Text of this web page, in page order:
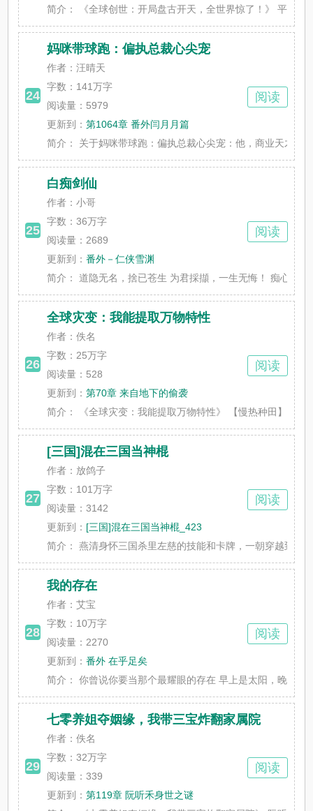
简介：
《全球创世：开局盘古开天，全世界惊了！》 平行世
24
妈咪带球跑：偏执总裁心尖宠
作者：汪晴天
字数： 141万字
阅读量：5979
更新到：第1064章 番外闫月月篇
简介：
关于妈咪带球跑：偏执总裁心尖宠：他，商业天才，
阅读
25
白痴剑仙
作者：小哥
字数：36万字
阅读量：2689
更新到：番外－仁侠雪渊
简介：
道隐无名，捨已苍生 为君採擷，一生无悔！ 痴心绝
阅读
26
全球灾变：我能提取万物特性
作者：佚名
字数： 25万字
阅读量：528
更新到：第70章 来自地下的偷袭
简介：
《全球灾变：我能提取万物特性》 【慢热种田】【
阅读
27
[三国]混在三国当神棍
作者：放鸽子
字数： 101万字
阅读量：3142
更新到： [三国]混在三国当神棍_423
简介：
燕清身怀三国杀里左慈的技能和卡牌，一朝穿越到战
阅读
28
我的存在
作者：艾宝
字数： 10万字
阅读量：2270
更新到：番外 在乎足矣
简介：
你曾说你要当那个最耀眼的存在 早上是太阳，晚上是
阅读
29
七零养姐夺姻缘，我带三宝炸翻家属院
作者：佚名
字数：32万字
阅读量：339
更新到：第119章 阮听禾身世之谜
阅读